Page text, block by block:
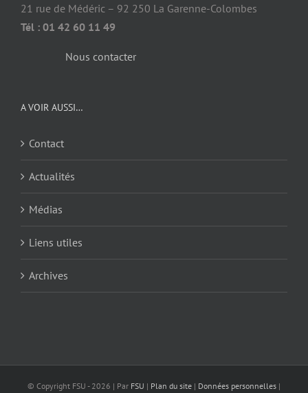
21 rue de Médéric – 92 250 La Garenne-Colombes
Tél : 01 42 60 11 49
Nous contacter
A VOIR AUSSI…
Contact
Actualités
Médias
Liens utiles
Archives
© Copyright FSU - 2026 | Par FSU | Plan du site | Données personnelles |